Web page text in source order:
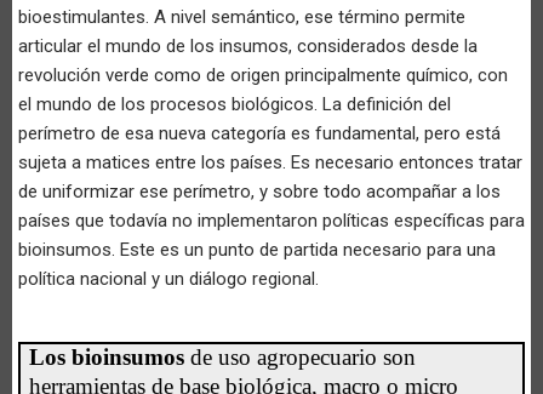
bioestimulantes. A nivel semántico, ese término permite
articular el mundo de los insumos, considerados desde la
revolución verde como de origen principalmente químico, con
el mundo de los procesos biológicos. La definición del
perímetro de esa nueva categoría es fundamental, pero está
sujeta a matices entre los países. Es necesario entonces tratar
de uniformizar ese perímetro, y sobre todo acompañar a los
países que todavía no implementaron políticas específicas para
bioinsumos. Este es un punto de partida necesario para una
política nacional y un diálogo regional.
Los bioinsumos de uso agropecuario son
herramientas de base biológica, macro o micro